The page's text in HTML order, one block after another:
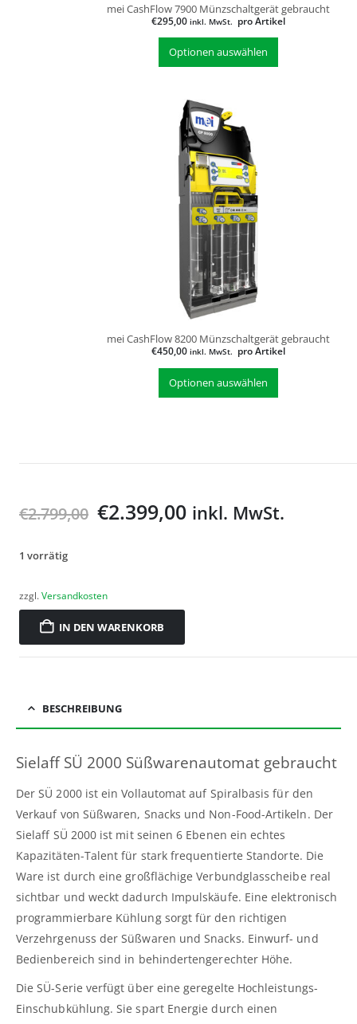
mei CashFlow 7900 Münzschaltgerät gebraucht
€295,00 inkl. MwSt. pro Artikel
Optionen auswählen
mei CashFlow 8200 Münzschaltgerät gebraucht
€450,00 inkl. MwSt. pro Artikel
Optionen auswählen
€2.799,00 €2.399,00 inkl. MwSt.
1 vorrätig
zzgl.Versandkosten
IN DEN WARENKORB
BESCHREIBUNG
Sielaff SÜ 2000 Süßwarenautomat gebraucht
Der SÜ 2000 ist ein Vollautomat auf Spiralbasis für den
Verkauf von Süßwaren, Snacks und Non-Food-Artikeln. Der
Sielaff SÜ 2000 ist mit seinen 6 Ebenen ein echtes
Kapazitäten-Talent für stark frequentierte Standorte. Die
Ware ist durch eine großflächige Verbundglasscheibe real
sichtbar und weckt dadurch Impulskäufe. Eine elektronisch
programmierbare Kühlung sorgt für den richtigen
Verzehrgenuss der Süßwaren und Snacks. Einwurf- und
Bedienbereich sind in behindertengerechter Höhe.
Die SÜ-Serie verfügt über eine geregelte Hochleistungs-
Einschubkühlung. Sie spart Energie durch einen